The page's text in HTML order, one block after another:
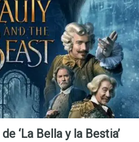
‘La Bella y la Bestia’